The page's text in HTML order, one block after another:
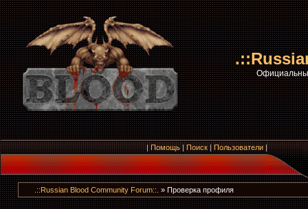
|Помощь|Поиск|Пользователи|
.::Russian Blood Community Forum::. » Проверка профиля